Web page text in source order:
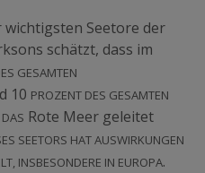
wichtigsten Seetore der
schätzt, dass im
gesamten
10 Prozent des gesamten
Rote Meer geleitet
Seetors hat Auswirkungen
insbesondere in Europa.